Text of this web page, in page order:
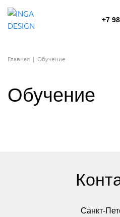
+7
Главная | Обучение
Обучение
Санкт-